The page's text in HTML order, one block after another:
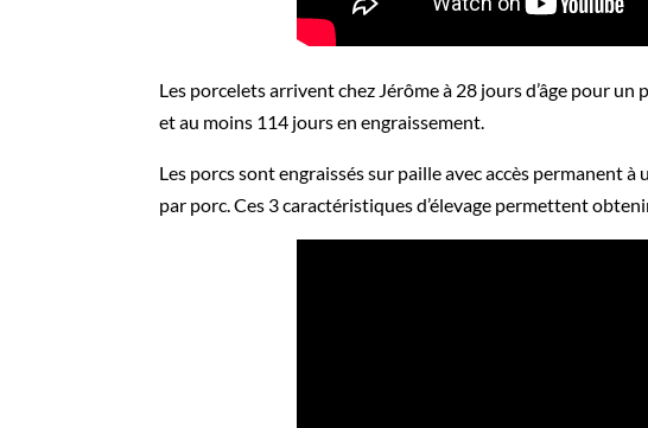
Les porcelets arrivent chez Jérôme à 28 jours d’âge pour
et au moins 114 jours en engraissement.
Les porcs sont engraissés sur paille avec accès permanent à
par porc. Ces 3 caractéristiques d’élevage permettent